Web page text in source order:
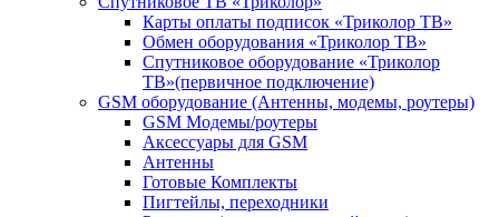
Карты оплаты подписок «Триколор ТВ»
Обмен оборудования «Триколор ТВ»
Спутниковое оборудование «Триколор
ТВ»(первичное подключение)
GSM оборудование (Антенны, модемы, роутеры)
GSM Модемы/роутеры
Аксессуары для GSM
Антенны
Готовые Комплекты
Пигтейлы, переходники